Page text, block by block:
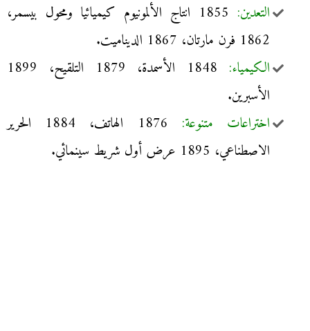
التعدين:
1855 انتاج الألمونيوم كيميائيا ومحول بيسمر،
1862 فرن مارتان، 1867 الديناميت.
الكيمياء:
1848 الأسمدة، 1879 التلقيح، 1899
الأسبرين.
اختراعات متنوعة:
1876 الهاتف، 1884 الحرير
الاصطناعي، 1895 عرض أول شريط سينمائي.